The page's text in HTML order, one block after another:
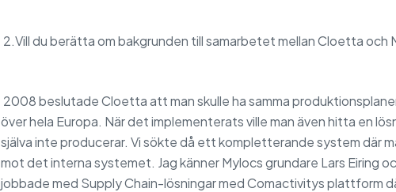
2.Vill du berätta om bakgrunden till samarbetet mellan Cloetta och
2008 beslutade Cloetta att man skulle ha samma
över hela Europa. När det implementerats ville man även hitta en
själva inte producerar. Vi sökte då ett kompletterande system där
mot det interna systemet. Jag känner Mylocs grundare Lars Eiring
jobbade med Supply Chain-lösningar med Comactivitys plattform